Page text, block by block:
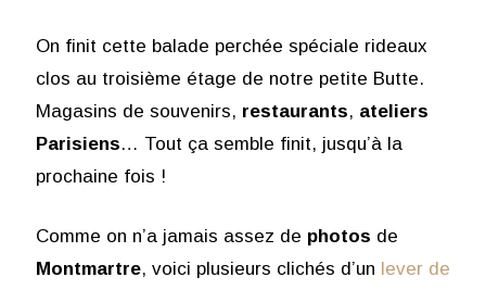
On finit cette balade perchée spéciale rideaux
clos au troisième étage de notre petite Butte.
Magasins de souvenirs, restaurants, ateliers
Parisiens… Tout ça semble finit, jusqu’à la
prochaine fois !
Comme on n’a jamais assez de photos de
Montmartre, voici plusieurs clichés d’un lever de